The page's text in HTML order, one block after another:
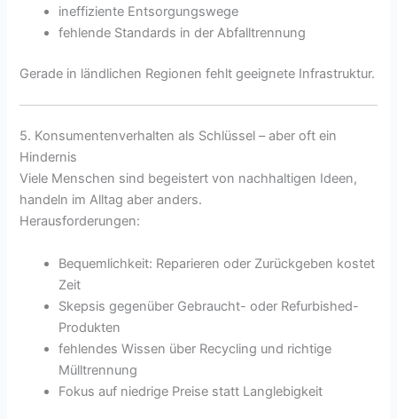
ineffiziente Entsorgungswege
fehlende Standards in der Abfalltrennung
Gerade in ländlichen Regionen fehlt geeignete Infrastruktur.
5. Konsumentenverhalten als Schlüssel – aber oft ein
Hindernis
Viele Menschen sind begeistert von nachhaltigen Ideen,
handeln im Alltag aber anders.
Herausforderungen:
Bequemlichkeit: Reparieren oder Zurückgeben kostet
Zeit
Skepsis gegenüber Gebraucht- oder Refurbished-
Produkten
fehlendes Wissen über Recycling und richtige
Mülltrennung
Fokus auf niedrige Preise statt Langlebigkeit